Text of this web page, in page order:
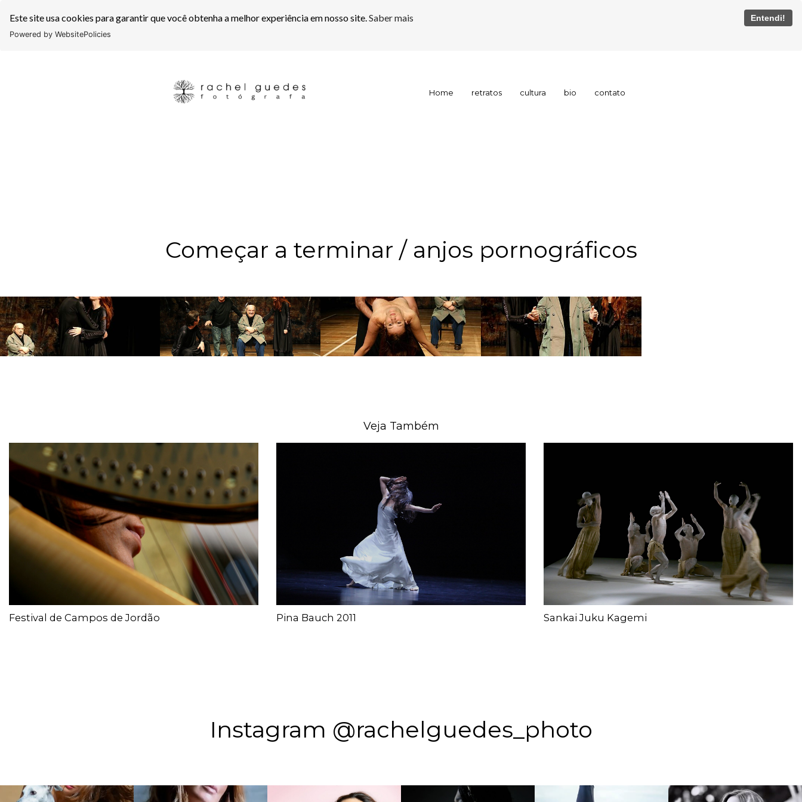
Este site usa cookies para garantir que você obtenha a melhor experiência em nosso site. Saber mais Entendi!
Powered by WebsitePolicies
Home retratos cultura bio contato
Começar a terminar / anjos pornográficos
Veja Também
Festival de Campos de Jordão Pina Bauch 2011 Sankai Juku Kagemi
Instagram @rachelguedes_photo